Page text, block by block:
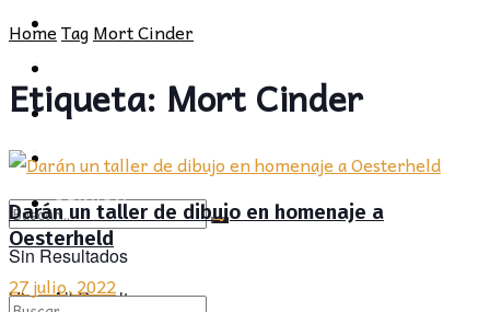
CULTURA
Sin Resultados
View All Result
PROVINCIA
SOCIEDAD
CULTURA
OPINIÓN
HomeTagMort Cinder
Etiqueta: Mort Cinder
Darán un taller de dibujo en homenaje a
Oesterheld
27 julio, 2022